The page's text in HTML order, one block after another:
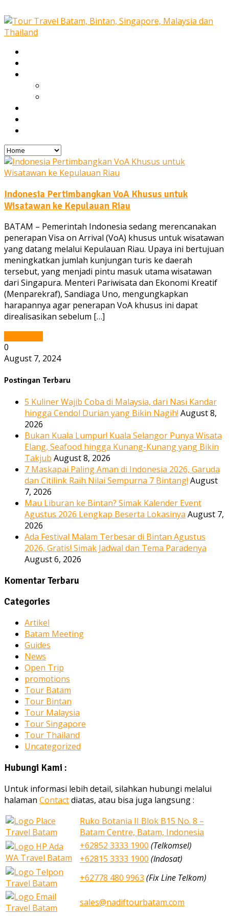
Indonesia Pertimbangkan VoA Khusus untuk
Wisatawan ke Kepulauan Riau
BATAM – Pemerintah Indonesia sedang merencanakan
penerapan Visa on Arrival (VoA) khusus untuk wisatawan
yang datang melalui Kepulauan Riau. Upaya ini bertujuan
meningkatkan jumlah kunjungan turis ke daerah
tersebut, yang menjadi pintu masuk utama wisatawan
dari Singapura. Menteri Pariwisata dan Ekonomi Kreatif
(Menparekraf), Sandiaga Uno, mengungkapkan
harapannya agar penerapan VoA khusus ini dapat
direalisasikan sebelum […]
0
August 7, 2024
Postingan Terbaru
5 Kuliner Wajib Coba di Malaysia, dari Nasi Kandar
hingga Cendol Durian yang Bikin Nagih! August 8,
2026
Bukan Kuala Lumpur! Kuala Selangor Punya Wisata
Elang, Seafood hingga Kunang-Kunang yang Bikin
Takjub August 8, 2026
7 Maskapai Paling Aman di Indonesia 2026, Garuda
dan Citilink Raih Nilai Sempurna 7 Bintang! August
7, 2026
Mau Liburan ke Bintan? Simak Kalender Event
Agustus 2026 Lengkap Beserta Lokasinya August 7,
2026
Ada Festival Malam Terbesar di Bintan Agustus
2026, Gratis! Simak Jadwal dan Tema Paradenya
August 6, 2026
Komentar Terbaru
Categories
Artikel
Batam Meeting
Guides
News
Open Trip
promotions
Tour Batam
Tour Bintan
Tour Malaysia
Tour Singapore
Tour Thailand
Uncategorized
Hubungi Kami :
Untuk informasi lebih detail, silahkan hubungi melalui
halaman Contactdiatas, atau bisa juga langsung :
Ruko Botania II Blok B15 No. 8 –
Batam Centre, Batam, Indonesia
+62852 3333 1900 (Telkomsel)
+62815 3333 1900 (Indosat)
+62778 480 9963 (Fix Line Telkom)
sales@nadiftourbatam.com